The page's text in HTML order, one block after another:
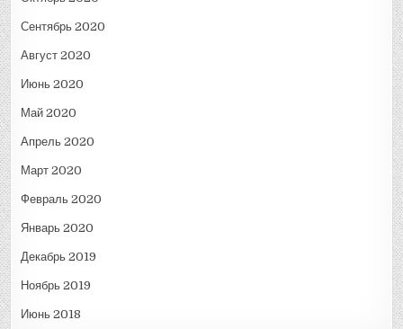
Сентябрь 2020
Август 2020
Июнь 2020
Май 2020
Апрель 2020
Март 2020
Февраль 2020
Январь 2020
Декабрь 2019
Ноябрь 2019
Июнь 2018